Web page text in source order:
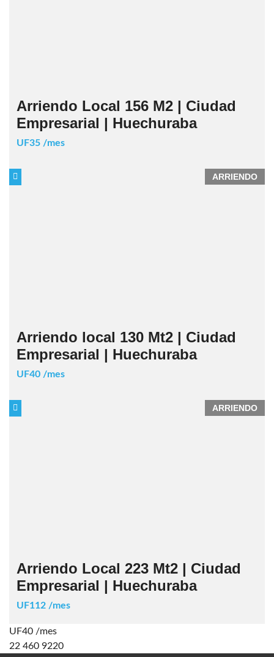
Arriendo Local 156 M2 | Ciudad
Empresarial | Huechuraba
UF35 /mes
ARRIENDO
Arriendo local 130 Mt2 | Ciudad
Empresarial | Huechuraba
UF40 /mes
ARRIENDO
Arriendo Local 223 Mt2 | Ciudad
Empresarial | Huechuraba
UF112 /mes
UF40 /mes
22 460 9220